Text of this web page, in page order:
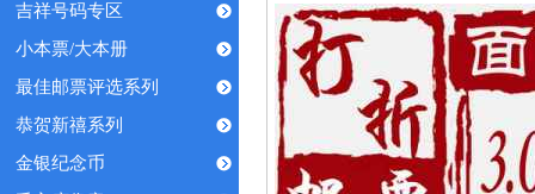
吉祥号码专区
小本票/大本册
最佳邮票评选系列
恭贺新禧系列
金银纪念币